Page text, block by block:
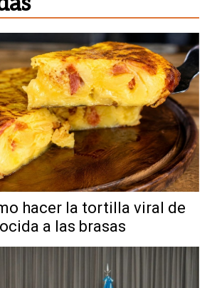
hacer la tortilla viral de
a las brasas